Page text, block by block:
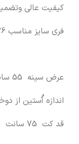
کیفیت عالی
فری سایز مناسب 36 تا 46
عرض سینه 55 سانت
اندازه آُستین از دوخت
قد کت 75 سانت